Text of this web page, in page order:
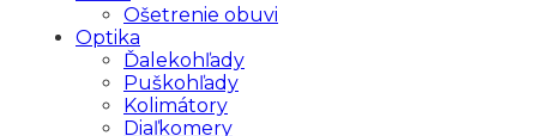
Ošetrenie obuvi
Optika
Ďalekohľady
Puškohľady
Kolimátory
Diaľkomery